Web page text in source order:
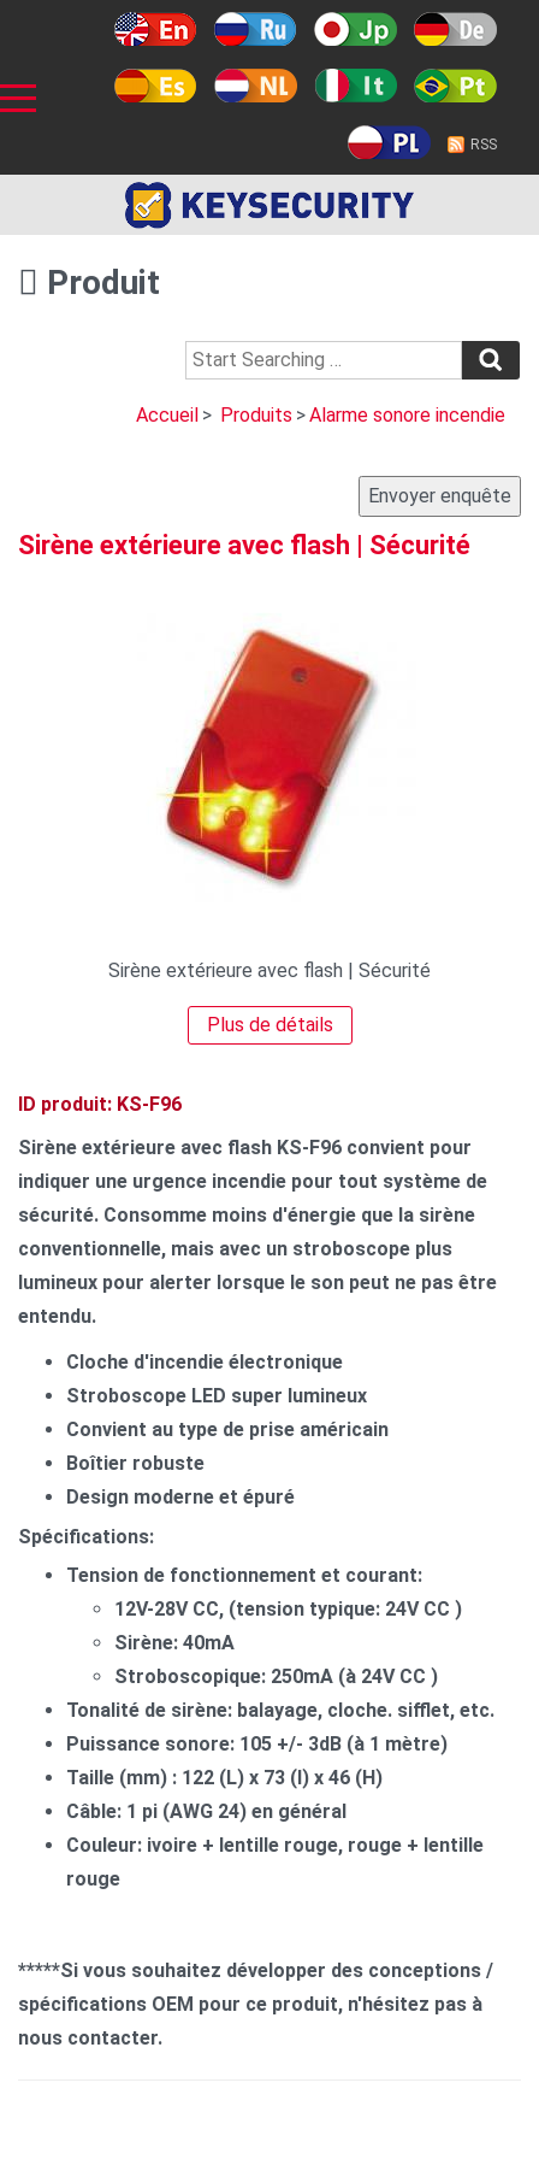
RSS
Produit
Accueil > Produits >Alarme sonore incendie
Sirène extérieure avec flash | Sécurité
Sirène extérieure avec flash | Sécurité
Plus de détails
ID produit: KS-F96
Sirène extérieure avec flash KS-F96 convient pour
indiquer une urgence incendie pour tout système de
sécurité. Consomme moins d'énergie que la sirène
conventionnelle, mais avec un stroboscope plus
lumineux pour alerter lorsque le son peut ne pas être
entendu.
Cloche d'incendie électronique
Stroboscope LED super lumineux
Convient au type de prise américain
Boîtier robuste
Design moderne et épuré
Spécifications:
Tension de fonctionnement et courant:
12V-28V CC, (tension typique: 24V CC )
Sirène: 40mA
Stroboscopique: 250mA (à 24V CC )
Tonalité de sirène: balayage, cloche. sifflet, etc.
Puissance sonore: 105 +/- 3dB (à 1 mètre)
Taille (mm) : 122 (L) x 73 (l) x 46 (H)
Câble: 1 pi (AWG 24) en général
Couleur: ivoire + lentille rouge, rouge + lentille
rouge
*****Si vous souhaitez développer des conceptions /
spécifications OEM pour ce produit, n'hésitez pas à
nous contacter.